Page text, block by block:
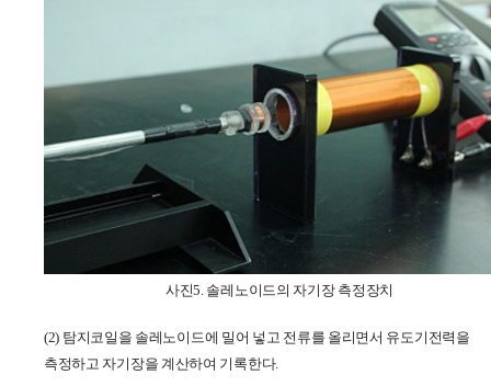
사진5. 솔레노이드의 자기장 측정장치
(2) 탐지코일을 솔레노이드에 밀어 넣고 전류를 올리면서 유도기전력을
측정하고 자기장을 계산하여 기록한다.